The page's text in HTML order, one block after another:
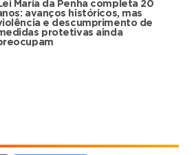
Maria da Penha completa 20
avanços históricos, mas
e descumprimento de
protetivas ainda